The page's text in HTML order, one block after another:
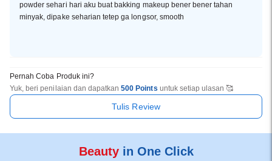
powder sehari hari aku buat bakking makeup bener bener tahan
minyak, dipake seharian tetep ga longsor, smooth
Pernah Coba Produk ini?
Yuk, beri penilaian dan dapatkan500 Points untuk setiap ulasan 🥰
Tulis Review
Beautyin One Click